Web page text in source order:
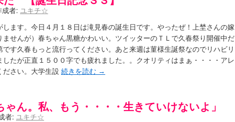
成者: ユキチ☆
します。今日４月１８日は滝見春の誕生日です。やったぜ！上埜さんの嫁
ませんが）春ちゃん黒糖かわいい。ツイッターのＴＬで久春祭り開催中だ
です久春もっと流行ってください。あと来週は菫様生誕祭なのでリハビリ
したが正直１５００字でも疲れました。。クオリティはまぁ・・・・アレ
ださい。大学生設 続きを読む →
ん。私、もう・・・・生きていけないよ」
者: ユキチ☆